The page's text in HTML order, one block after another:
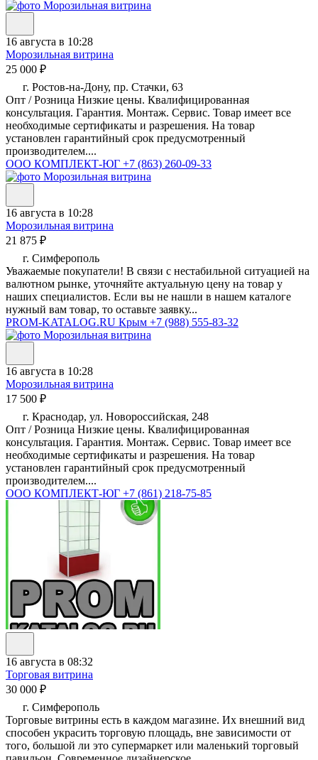
16 августа в 10:28
Морозильная витрина
25 000 ₽
г. Ростов-на-Дону, пр. Стачки, 63
Опт / Розница Низкие цены. Квалифицированная
консультация. Гарантия. Монтаж. Сервис. Товар имеет все
необходимые сертификаты и разрешения. На товар
установлен гарантийный срок предусмотренный
производителем....
ООО КОМПЛЕКТ-ЮГ +7 (863) 260-09-33
16 августа в 10:28
Морозильная витрина
21 875 ₽
г. Симферополь
Уважаемые покупатели! В связи с нестабильной ситуацией на
валютном рынке, уточняйте актуальную цену на товар у
наших специалистов. Если вы не нашли в нашем каталоге
нужный вам товар, то оставьте заявку...
PROM-KATALOG.RU Крым +7 (988) 555-83-32
16 августа в 10:28
Морозильная витрина
17 500 ₽
г. Краснодар, ул. Новороссийская, 248
Опт / Розница Низкие цены. Квалифицированная
консультация. Гарантия. Монтаж. Сервис. Товар имеет все
необходимые сертификаты и разрешения. На товар
установлен гарантийный срок предусмотренный
производителем....
ООО КОМПЛЕКТ-ЮГ +7 (861) 218-75-85
16 августа в 08:32
Торговая витрина
30 000 ₽
г. Симферополь
Торговые витрины есть в каждом магазине. Их внешний вид
способен украсить торговую площадь, вне зависимости от
того, большой ли это супермаркет или маленький торговый